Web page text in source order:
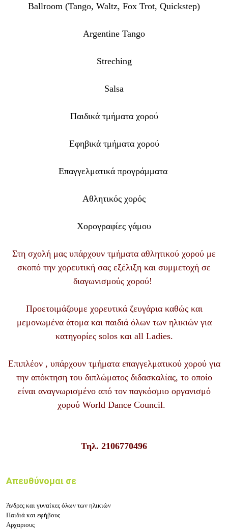
Ballroom (Tango, Waltz, Fox Trot, Quickstep)
Argentine Tango
Streching
Salsa
Παιδικά τμήματα χορού
Εφηβικά τμήματα χορού
Επαγγελματικά προγράμματα
Αθλητικός χορός
Χορογραφίες γάμου
Στη σχολή μας υπάρχουν τμήματα αθλητικού χορού με
σκοπό την χορευτική σας εξέλιξη και συμμετοχή σε
διαγωνισμούς χορού!
Προετοιμάζουμε χορευτικά ζευγάρια καθώς και
μεμονωμένα άτομα και παιδιά όλων των ηλικιών για
κατηγορίες solos και all Ladies.
Επιπλέον , υπάρχουν τμήματα επαγγελματικού χορού για
την απόκτηση του διπλώματος διδασκαλίας, το οποίο
είναι αναγνωρισμένο από τον παγκόσμιο οργανισμό
χορού World Dance Council.
Τηλ. 2106770496
Απευθύνομαι σε
Άνδρες και γυναίκες όλων των ηλικιών
Παιδιά και εφήβους
Αρχαριους